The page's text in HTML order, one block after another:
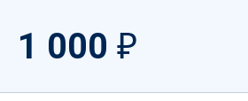
1 000 ₽